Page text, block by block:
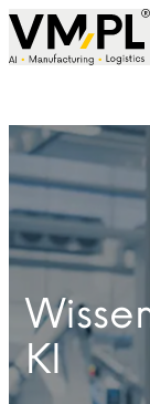
Skip to content
KI